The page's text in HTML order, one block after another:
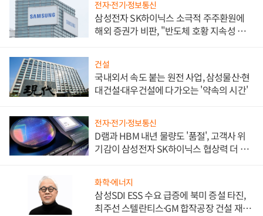
전자·전기·정보통신
삼성전자 SK하이닉스 소극적 주주환원에
해외 증권가 비판, "반도체 호황 지속성 의
건설
국내외서 속도 붙는 원전 사업, 삼성물산·현
대건설·대우건설에 다가오는 '약속의 시간'
전자·전기·정보통신
D램과 HBM 내년 물량도 '품절', 고객사 위
기감이 삼성전자 SK하이닉스 협상력 더 키
화학·에너지
삼성SDI ESS 수요 급증에 북미 증설 타진,
최주선 스텔란티스·GM 합작공장 건설 재추